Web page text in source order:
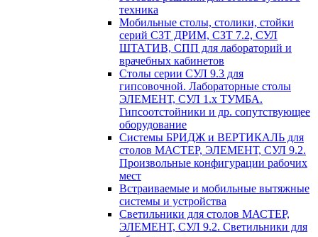
техника
Мобильные столы, столики, стойки
серий СЗТ ДРИМ, СЗТ 7.2, СУЛ
ШТАТИВ, СПП для лабораторий и
врачебных кабинетов
Столы серии СУЛ 9.3 для
гипсовочной. Лабораторные столы
ЭЛЕМЕНТ, СУЛ 1.х ТУМБА.
Гипсоотстойники и др. сопутствующее
оборудование
Системы БРИДЖ и ВЕРТИКАЛЬ для
столов МАСТЕР, ЭЛЕМЕНТ, СУЛ 9.2.
Произвольные конфигурации рабочих
мест
Встраиваемые и мобильные вытяжные
системы и устройства
Светильники для столов МАСТЕР,
ЭЛЕМЕНТ, СУЛ 9.2. Светильники для